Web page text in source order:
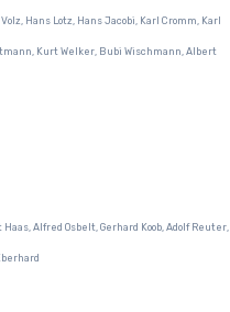
Hans Lotz, Hans Jacobi, Karl Cromm, Karl
Kurt Welker, Bubi Wischmann, Albert
Alfred Osbelt, Gerhard Koob, Adolf Reuter,